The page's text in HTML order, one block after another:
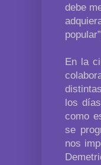
debe
En la
los
como
se
nos